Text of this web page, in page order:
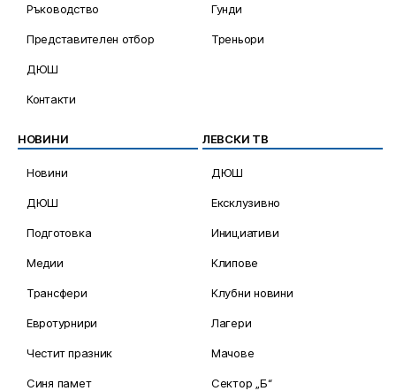
Ръководство
Представителен отбор
ДЮШ
Контакти
Гунди
Треньори
НОВИНИ
Новини
ДЮШ
Подготовка
Медии
Трансфери
Евротурнири
Честит празник
Синя памет
ЛЕВСКИ ТВ
ДЮШ
Ексклузивно
Инициативи
Клипове
Клубни новини
Лагери
Мачове
Сектор „Б“